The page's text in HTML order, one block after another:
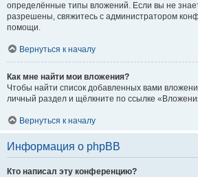
определённые типы вложений. Если вы не
разрешены, свяжитесь с администратором
помощи.
Вернуться к началу
Как мне найти мои вложения?
Чтобы найти список добавленных вами
личный раздел и щёлкните по ссылке
Вернуться к началу
Информация о phpBB
Кто написал эту конференцию?